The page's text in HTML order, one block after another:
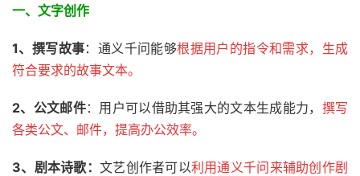
一、文字创作
1、撰写故事：通义千问能够根据用户的指令和需求，生成
符合要求的故事文本。
2、 公文邮件：用户可以借助其强大的文本生成能力， 撰写
各类公文、邮件，提高办公效率。
3、剧本诗歌： 文艺创作者可以利用通义千问来辅助创作剧